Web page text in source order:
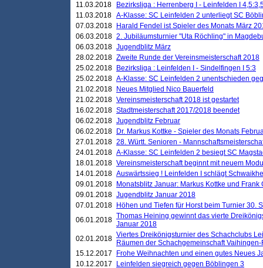
11.03.2018
Bezirksliga : Herrenberg I - Leinfelden I
11.03.2018 A-Klasse: SC Leinfelden 2 unterliegt SC
07.03.2018
Harald Fendel ist Spieler des Monats März
06.03.2018 2. Jubiläumsturnier "Uta Röchling" in
06.03.2018 Jugendblitz März
28.02.2018 Zweite Runde der Vereinsmeisterschaft 2018
25.02.2018
Bezirksliga : Leinfelden I - Sindelfingen I 5:3
25.02.2018 A-Klasse: SC Leinfelden 2 unentschieden
21.02.2018
Neues Mitglied Nico Bauerfeld
21.02.2018 Vereinsmeisterschaft 2018 ist gestartet
16.02.2018 Stadtmeisterschaft 2017/2018 beendet
06.02.2018 Jugendblitz Februar
06.02.2018
Dr. Markus Kottke - Spieler des Monats
27.01.2018 28. Württ. Senioren -
24.01.2018 A-Klasse: SC Leinfelden 2 besiegt SC
18.01.2018 Vereinsmeisterschaft beginnt mit neuem
14.01.2018 Auswärtssieg ! Leinfelden I schlägt
09.01.2018
Monatsblitz Januar: Markus Kottke und
09.01.2018 Jugendblitz Januar 2018
07.01.2018
Höhen und Tiefen für Horst beim Turnier 30.
06.01.2018 Thomas Heining gewinnt das vierte
Januar 2018
02.01.2018 Viertes Dreikönigsturnier des Schachclubs
Räumen der Schachgemeinschaft
15.12.2017
Frohe Weihnachten und einen gutes Neues
10.12.2017
Leinfelden siegreich gegen Böblingen 3